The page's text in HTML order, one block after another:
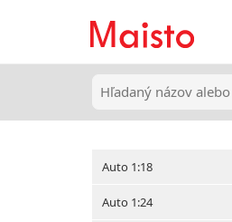
Auto 1:18
Auto 1:24